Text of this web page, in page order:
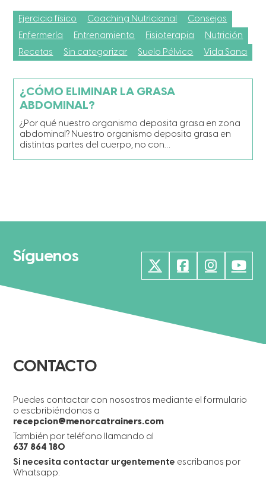
Ejercicio físico Coaching Nutricional
Consejos
Enfermería
Entrenamiento Fisioterapia
Nutrición
Recetas
Sin categorizar Suelo Pélvico Vida Sana
¿CÓMO ELIMINAR LA GRASA
ABDOMINAL?
¿Por qué nuestro organismo deposita grasa en zona
abdominal? Nuestro organismo deposita grasa en
distintas partes del cuerpo, no con…
Síguenos
CONTACTO
Puedes contactar con nosostros mediante el formulario
o escbribiéndonos a
recepcion@menorcatrainers.com
También por teléfono llamando al
637 864 180
Si necesita contactar urgentemente escribanos por
Whatsapp: